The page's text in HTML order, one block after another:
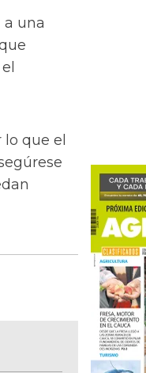
a una
lo que el